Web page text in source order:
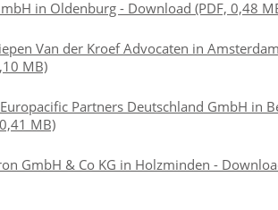
in Oldenburg - Download (PDF, 0,48
Van der Kroef Advocaten in
MB)
Europacific Partners Deutschland GmbH in
MB)
GmbH & Co KG in Holzminden -